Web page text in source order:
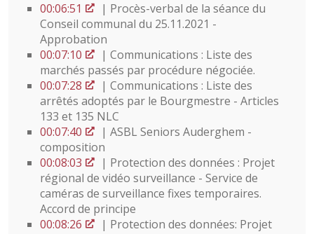
00:06:51
| Procès-verbal de la séance du
Conseil communal du 25.11.2021 -
Approbation
00:07:10
| Communications : Liste des
marchés passés par procédure négociée.
00:07:28
| Communications : Liste des
arrêtés adoptés par le Bourgmestre - Articles
133 et 135 NLC
00:07:40
| ASBL Seniors Auderghem -
composition
00:08:03
| Protection des données : Projet
régional de vidéo surveillance - Service de
caméras de surveillance fixes temporaires.
Accord de principe
00:08:26
| Protection des données: Projet